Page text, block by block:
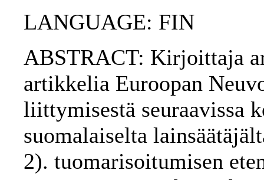
LANGUAGE: FIN
ABSTRACT: Kirjoittaja
artikkelia Euroopan
liittymisestä seuraavissa
suomalaiselta
2). tuomarisoitumisen